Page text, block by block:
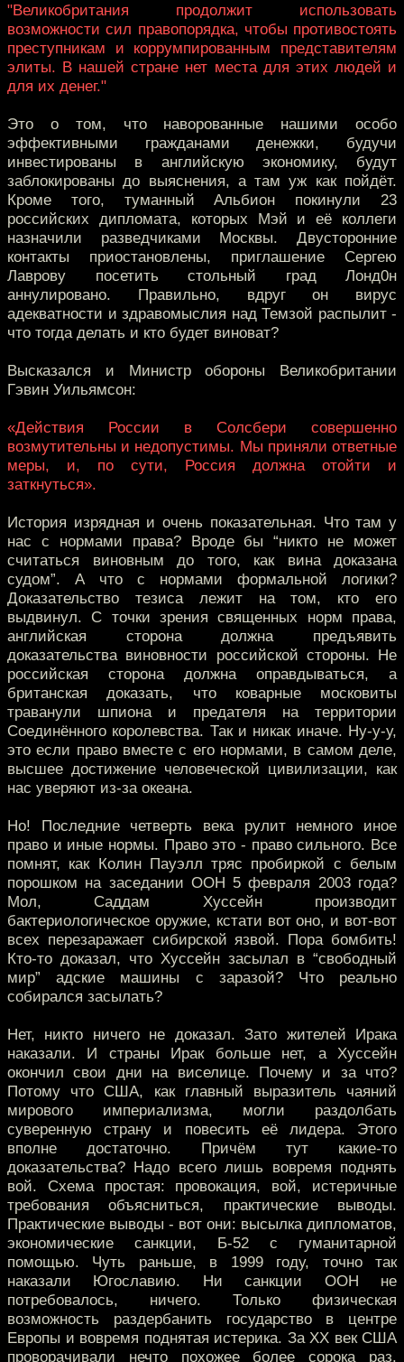
"Великобритания продолжит использовать
возможности сил правопорядка, чтобы противостоять
преступникам и коррумпированным представителям
элиты. В нашей стране нет места для этих людей и
для их денег."
Это о том, что наворованные нашими особо
эффективными гражданами денежки, будучи
инвестированы в английскую экономику, будут
заблокированы до выяснения, а там уж как пойдёт.
Кроме того, туманный Альбион покинули 23
российских дипломата, которых Мэй и её коллеги
назначили разведчиками Москвы. Двусторонние
контакты приостановлены, приглашение Сергею
Лаврову посетить стольный град Лонд0н
аннулировано. Правильно, вдруг он вирус
адекватности и здравомыслия над Темзой распылит -
что тогда делать и кто будет виноват?
Высказался и Министр обороны Великобритании
Гэвин Уильямсон:
«Действия России в Солсбери совершенно
возмутительны и недопустимы. Мы приняли ответные
меры, и, по сути, Россия должна отойти и
заткнуться».
История изрядная и очень показательная. Что там у
нас с нормами права? Вроде бы “никто не может
считаться виновным до того, как вина доказана
судом”. А что с нормами формальной логики?
Доказательство тезиса лежит на том, кто его
выдвинул. С точки зрения священных норм права,
английская сторона должна предъявить
доказательства виновности российской стороны. Не
российская сторона должна оправдываться, а
британская доказать, что коварные московиты
траванули шпиона и предателя на территории
Соединённого королевства. Так и никак иначе. Ну-у-у,
это если право вместе с его нормами, в самом деле,
высшее достижение человеческой цивилизации, как
нас уверяют из-за океана.
Но! Последние четверть века рулит немного иное
право и иные нормы. Право это - право сильного. Все
помнят, как Колин Пауэлл тряс пробиркой с белым
порошком на заседании ООН 5 февраля 2003 года?
Мол, Саддам Хуссейн производит
бактериологическое оружие, кстати вот оно, и вот-вот
всех перезаражает сибирской язвой. Пора бомбить!
Кто-то доказал, что Хуссейн засылал в “свободный
мир” адские машины с заразой? Что реально
собирался засылать?
Нет, никто ничего не доказал. Зато жителей Ирака
наказали. И страны Ирак больше нет, а Хуссейн
окончил свои дни на виселице. Почему и за что?
Потому что США, как главный выразитель чаяний
мирового империализма, могли раздолбать
суверенную страну и повесить её лидера. Этого
вполне достаточно. Причём тут какие-то
доказательства? Надо всего лишь вовремя поднять
вой. Схема простая: провокация, вой, истеричные
требования объясниться, практические выводы.
Практические выводы - вот они: высылка дипломатов,
экономические санкции, Б-52 с гуманитарной
помощью. Чуть раньше, в 1999 году, точно так
наказали Югославию. Ни санкции ООН не
потребовалось, ничего. Только физическая
возможность раздербанить государство в центре
Европы и вовремя поднятая истерика. За ХХ век США
проворачивали нечто похожее более сорока раз.